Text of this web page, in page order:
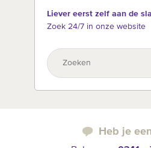
Liever eerst zelf aan de
Zoek 24/7 in onze website
Heb je